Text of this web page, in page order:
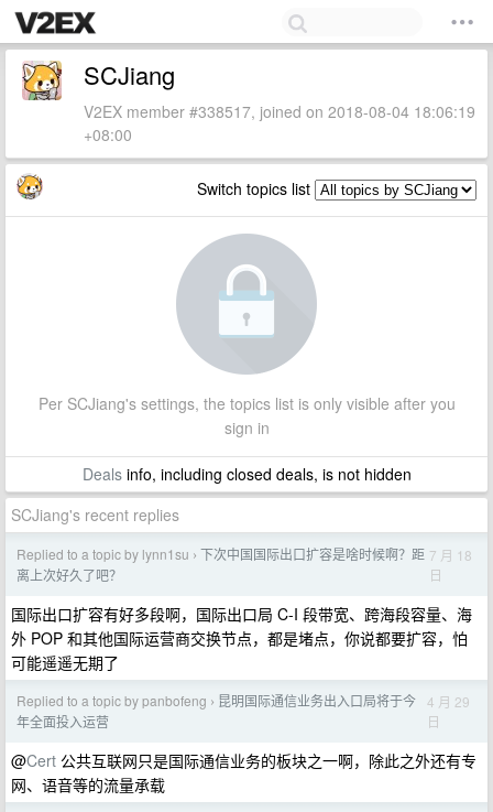
SCJiang
V2EX member #338517, joined on 2018-08-04 18:06:19
+08:00
Switch topics list
Per SCJiang's settings, the topics list is only visible after you
sign in
Dealsinfo, including closed deals, is not hidden
SCJiang's recent replies
Replied to a topic by lynn1su › 下次中国国际出口扩容是啥时候啊？距
离上次好久了吧？
7 月 18
日
国际出口扩容有好多段啊，国际出口局 C-I 段带宽、跨海段容量、海
外 POP 和其他国际运营商交换节点，都是堵点，你说都要扩容，怕
可能遥遥无期了
Replied to a topic by panbofeng › 昆明国际通信业务出入口局将于今
年全面投入运营
4 月 29
日
@Cert 公共互联网只是国际通信业务的板块之一啊，除此之外还有专
网、语音等的流量承载